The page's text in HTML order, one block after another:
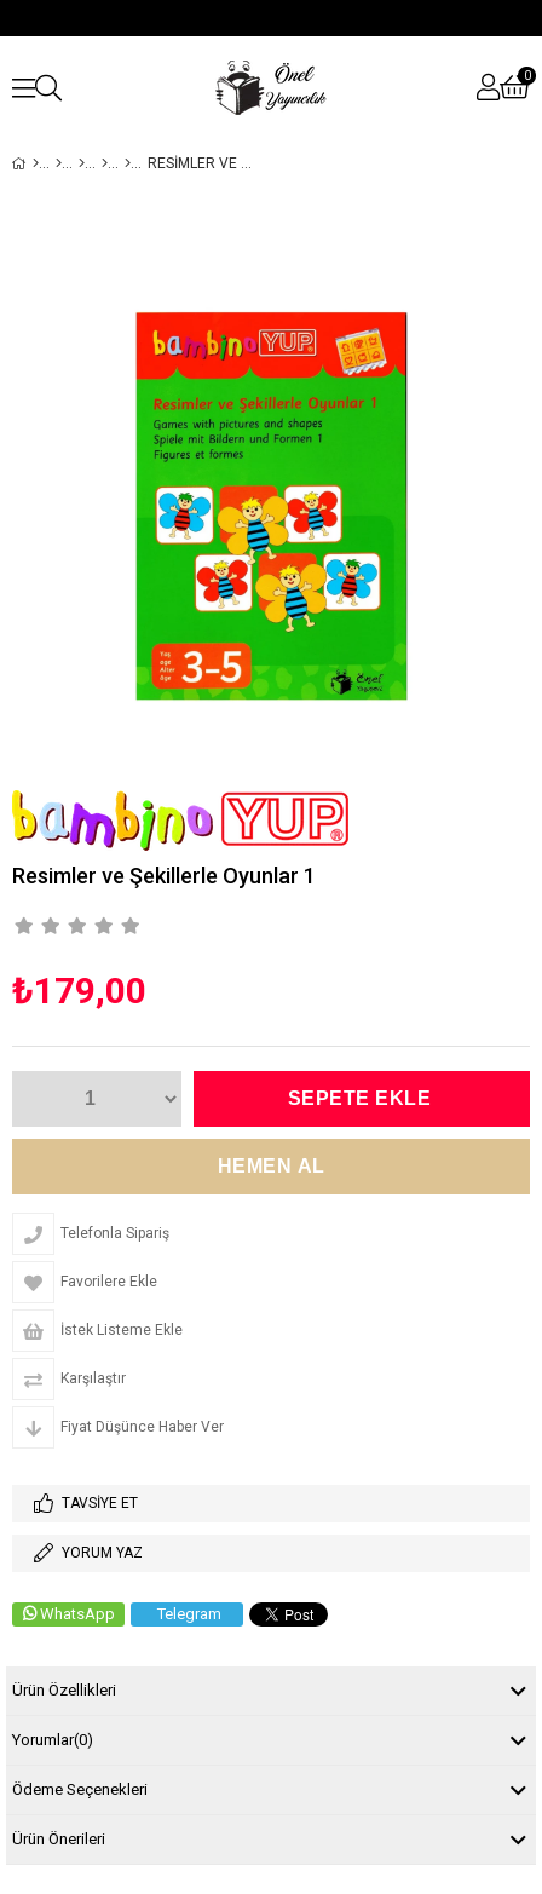
0
RESIMLER VE ŞEKILLERLE OYUNLAR 1
Resimler ve Şekillerle Oyunlar 1
₺179,00
Telefonla Sipariş
Favorilere Ekle
İstek Listeme Ekle
Karşılaştır
Fiyat Düşünce Haber Ver
TAVSIYE ET
YORUM YAZ
WhatsApp Telegram
Ürün Özellikleri
Yorumlar(0)
Ödeme Seçenekleri
Ürün Önerileri